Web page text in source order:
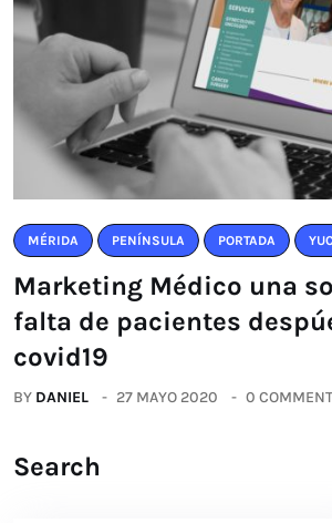
MÉRIDA PENÍNSULA PORTADA
Marketing Médico una
falta de pacientes
covid19
BY DANIEL 27 MAYO 2020 0
Search